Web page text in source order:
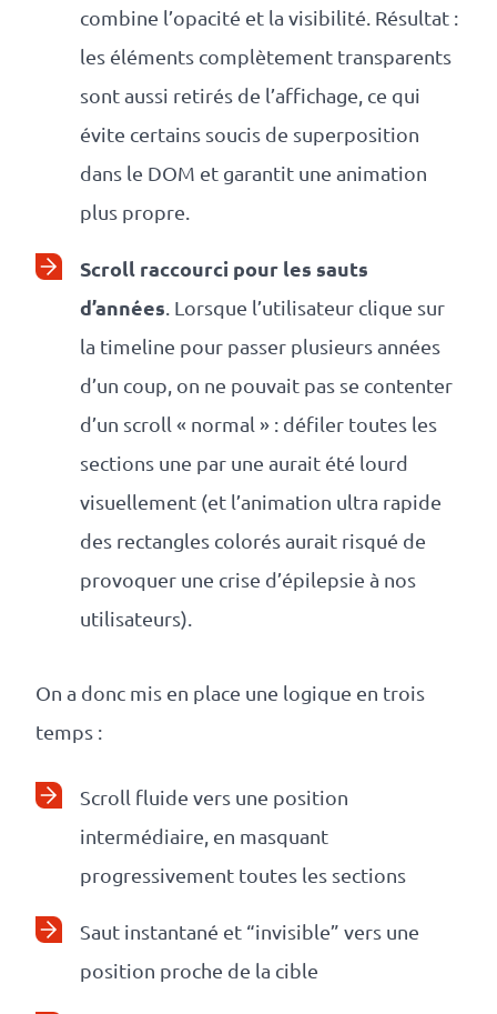
combine l’opacité et la visibilité. Résultat :
les éléments complètement transparents
sont aussi retirés de l’affichage, ce qui
évite certains soucis de superposition
dans le DOM et garantit une animation
plus propre.
Scroll raccourci pour les sauts
d’années . Lorsque l’utilisateur clique sur
la timeline pour passer plusieurs années
d’un coup, on ne pouvait pas se contenter
d’un scroll « normal » : défiler toutes les
sections une par une aurait été lourd
visuellement (et l’animation ultra rapide
des rectangles colorés aurait risqué de
provoquer une crise d’épilepsie à nos
utilisateurs).
On a donc mis en place une logique en trois
temps :
Scroll fluide vers une position
intermédiaire, en masquant
progressivement toutes les sections
Saut instantané et “invisible” vers une
position proche de la cible